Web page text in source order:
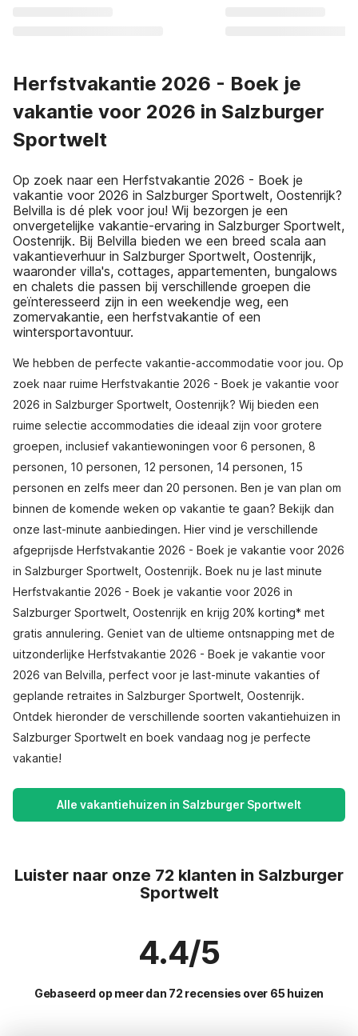
Herfstvakantie 2026 - Boek je
vakantie voor 2026 in Salzburger
Sportwelt
Op zoek naar een Herfstvakantie 2026 - Boek je
vakantie voor 2026 in Salzburger Sportwelt, Oostenrijk?
Belvilla is dé plek voor jou! Wij bezorgen je een
onvergetelijke vakantie-ervaring in Salzburger Sportwelt,
Oostenrijk. Bij Belvilla bieden we een breed scala aan
vakantieverhuur in Salzburger Sportwelt, Oostenrijk,
waaronder villa's, cottages, appartementen, bungalows
en chalets die passen bij verschillende groepen die
geïnteresseerd zijn in een weekendje weg, een
zomervakantie, een herfstvakantie of een
wintersportavontuur.
We hebben de perfecte vakantie-accommodatie voor jou. Op
zoek naar ruime Herfstvakantie 2026 - Boek je vakantie voor
2026 in Salzburger Sportwelt, Oostenrijk? Wij bieden een
ruime selectie accommodaties die ideaal zijn voor grotere
groepen, inclusief vakantiewoningen voor 6 personen, 8
personen, 10 personen, 12 personen, 14 personen, 15
personen en zelfs meer dan 20 personen. Ben je van plan om
binnen de komende weken op vakantie te gaan? Bekijk dan
onze last-minute aanbiedingen. Hier vind je verschillende
afgeprijsde Herfstvakantie 2026 - Boek je vakantie voor 2026
in Salzburger Sportwelt, Oostenrijk. Boek nu je last minute
Herfstvakantie 2026 - Boek je vakantie voor 2026 in
Salzburger Sportwelt, Oostenrijk en krijg 20% korting* met
gratis annulering. Geniet van de ultieme ontsnapping met de
uitzonderlijke Herfstvakantie 2026 - Boek je vakantie voor
2026 van Belvilla, perfect voor je last-minute vakanties of
geplande retraites in Salzburger Sportwelt, Oostenrijk.
Ontdek hieronder de verschillende soorten vakantiehuizen in
Salzburger Sportwelt en boek vandaag nog je perfecte
vakantie!
Alle vakantiehuizen in Salzburger Sportwelt
Luister naar onze 72 klanten in Salzburger
Sportwelt
4.4/5
Gebaseerd op meer dan 72 recensies over 65 huizen